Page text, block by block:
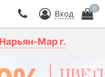
Вход
0
Нарьян-Мар г.